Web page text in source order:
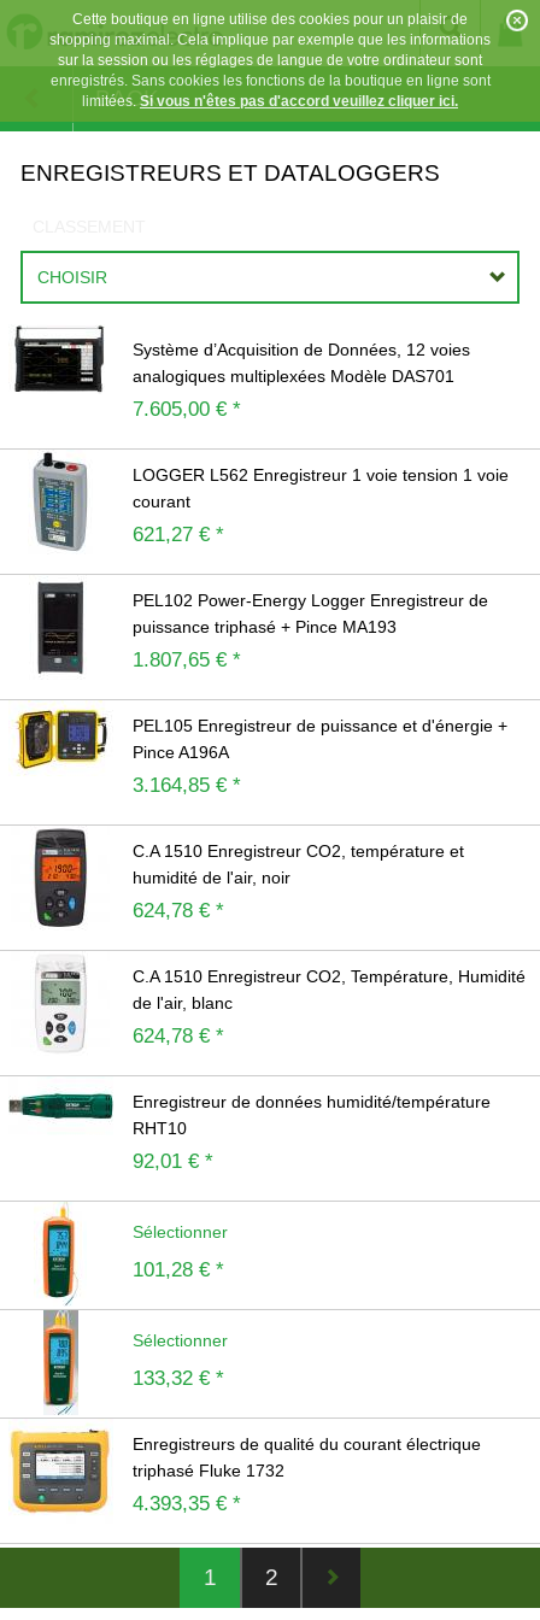
Cette boutique en ligne utilise des cookies pour un plaisir de
shopping maximal. Cela implique par exemple que les informations
sur la session ou les réglages de langue de votre ordinateur sont
enregistrés. Sans cookies les fonctions de la boutique en ligne sont
limitées. Si vous n'êtes pas d'accord veuillez cliquer ici.
BACK
ENREGISTREURS ET DATALOGGERS
CHOISIR
Système d’Acquisition de Données, 12 voies
analogiques multiplexées Modèle DAS701
7.605,00 € *
LOGGER L562 Enregistreur 1 voie tension 1 voie
courant
621,27 € *
PEL102 Power-Energy Logger Enregistreur de
puissance triphasé + Pince MA193
1.807,65 € *
PEL105 Enregistreur de puissance et d'énergie +
Pince A196A
3.164,85 € *
C.A 1510 Enregistreur CO2, température et
humidité de l'air, noir
624,78 € *
C.A 1510 Enregistreur CO2, Température, Humidité
de l'air, blanc
624,78 € *
Enregistreur de données humidité/température
RHT10
92,01 € *
Sélectionner
101,28 € *
Sélectionner
133,32 € *
Enregistreurs de qualité du courant électrique
triphasé Fluke 1732
4.393,35 € *
1 2